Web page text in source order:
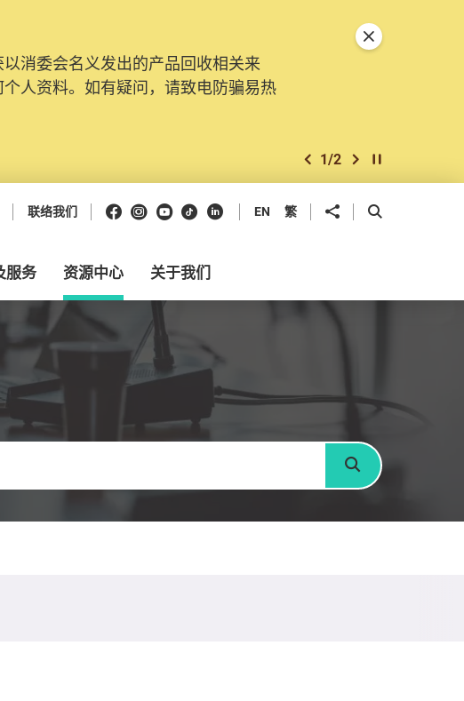
消委会名义发出的产品回收相关来
人资料。如有疑问，请致电防骗易热
出新功能。由2025年11月10日起，
可提交投诉、查询及建议。所有提交
上一个
2/2 下一个开始/暂停幻灯
关闭特別通告
联络我们 Facebook
Instagram
Youtube
抖音领英 EN 繁 分享到 开启搜寻框
服务 资源中心 关于我们
搜寻